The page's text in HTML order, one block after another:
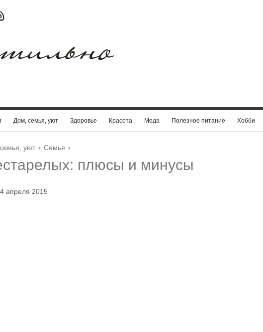
Дом, семья, уют Здоровье Красота Мода Полезное питание Хобби
уют › Семья ›
плюсы и минусы
апреля 2015